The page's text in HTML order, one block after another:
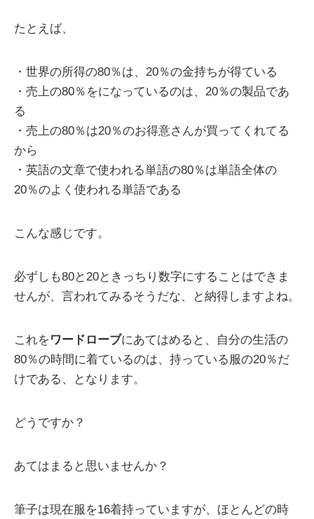
たとえば、
・世界の所得の80％は、20％の金持ちが得ている
・売上の80％をになっているのは、20％の製品であ
る
・売上の80％は20％のお得意さんが買ってくれてる
から
・英語の文章で使われる単語の80％は単語全体の
20％のよく使われる単語である
こんな感じです。
必ずしも80と20ときっちり数字にすることはできま
せんが、言われてみるそうだな、と納得しますよね。
これをワードローブにあてはめると、自分の生活の
80％の時間に着ているのは、持っている服の20％だ
けである、となります。
どうですか？
あてはまると思いませんか？
筆子は現在服を16着持っていますが、ほとんどの時